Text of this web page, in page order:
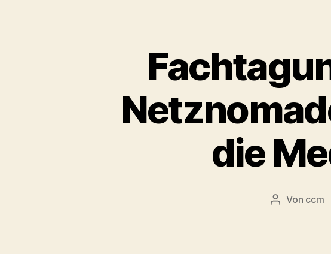
die
Beitragsautor
Von ccm